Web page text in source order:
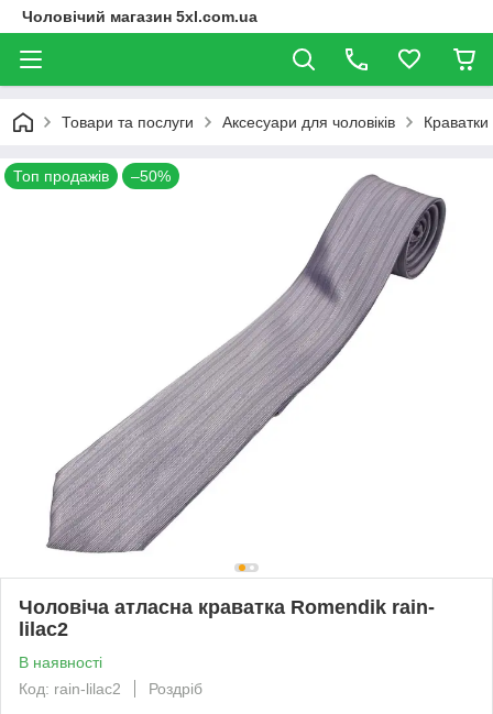
Чоловічий магазин 5xl.com.ua
Товари та послуги Аксесуари для чоловіків Краватки
Топ продажів –50%
Чоловіча атласна краватка Romendik rain-
lilac2
В наявності
Код: rain-lilac2
Роздріб